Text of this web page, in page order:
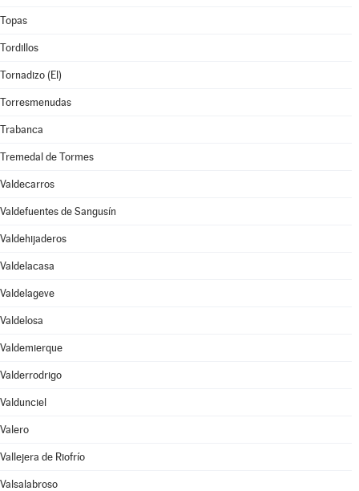
Topas
Tordillos
Tornadizo (El)
Torresmenudas
Trabanca
Tremedal de Tormes
Valdecarros
Valdefuentes de Sangusín
Valdehijaderos
Valdelacasa
Valdelageve
Valdelosa
Valdemierque
Valderrodrigo
Valdunciel
Valero
Vallejera de Riofrío
Valsalabroso